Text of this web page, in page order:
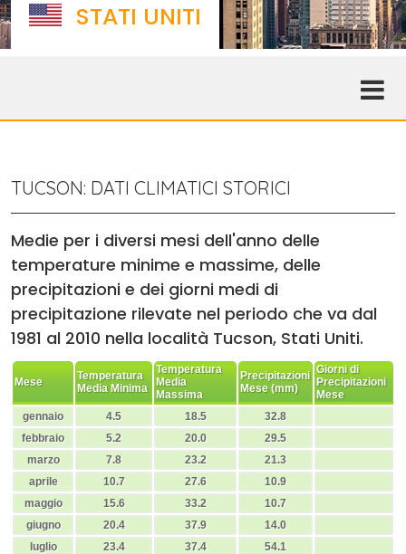
STATI UNITI
TUCSON: DATI CLIMATICI STORICI
Medie per i diversi mesi dell'anno delle
temperature minime e massime, delle
precipitazioni e dei giorni medi di
precipitazione rilevate nel periodo che va dal
1981 al 2010 nella località Tucson, Stati Uniti.
Mese
Temperatura
Media Minima
Temperatura
Media
Massima
Precipitazioni
Mese (mm)
Giorni di
Precipitazioni
Mese
gennaio
4.5 18.5
32.8
febbraio
5.2 20.0
29.5
marzo
7.8 23.2
21.3
aprile
10.7 27.6
10.9
maggio
15.6 33.2
10.7
giugno
20.4 37.9
14.0
luglio
23.4 37.4
54.1